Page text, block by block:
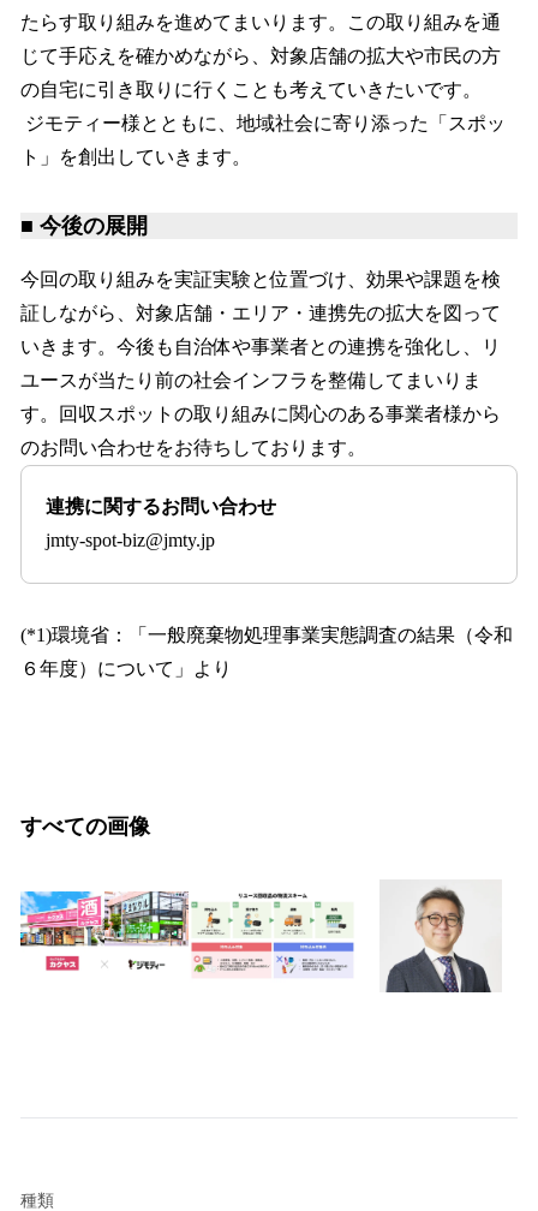
たらす取り組みを進めてまいります。この取り組みを通
じて手応えを確かめながら、対象店舗の拡大や市民の方
の自宅に引き取りに行くことも考えていきたいです。
ジモティー様とともに、地域社会に寄り添った「スポッ
ト」を創出していきます。
■ 今後の展開
今回の取り組みを実証実験と位置づけ、効果や課題を検
証しながら、対象店舗・エリア・連携先の拡大を図って
いきます。今後も自治体や事業者との連携を強化し、リ
ユースが当たり前の社会インフラを整備してまいりま
す。回収スポットの取り組みに関心のある事業者様から
のお問い合わせをお待ちしております。
連携に関するお問い合わせ
jmty-spot-biz@jmty.jp
(*1)環境省：「一般廃棄物処理事業実態調査の結果（令和
６年度）について」より
すべての画像
種類